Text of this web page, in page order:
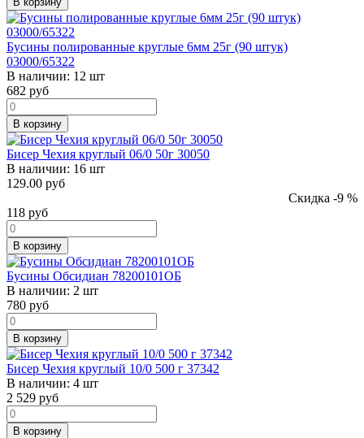
Бусины полированные круглые 6мм 25г (90 штук)
03000/65322
В наличии: 12 шт
682 руб
В корзину
Бисер Чехия круглый 06/0 50г 30050
В наличии: 16 шт
129.00 руб
Скидка -9 %
118 руб
В корзину
Бусины Обсидиан 78200101ОБ
В наличии: 2 шт
780 руб
В корзину
Бисер Чехия круглый 10/0 500 г 37342
В наличии: 4 шт
2 529 руб
В корзину